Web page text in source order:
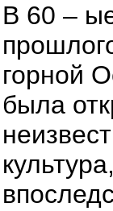
В 60 –
горной
была